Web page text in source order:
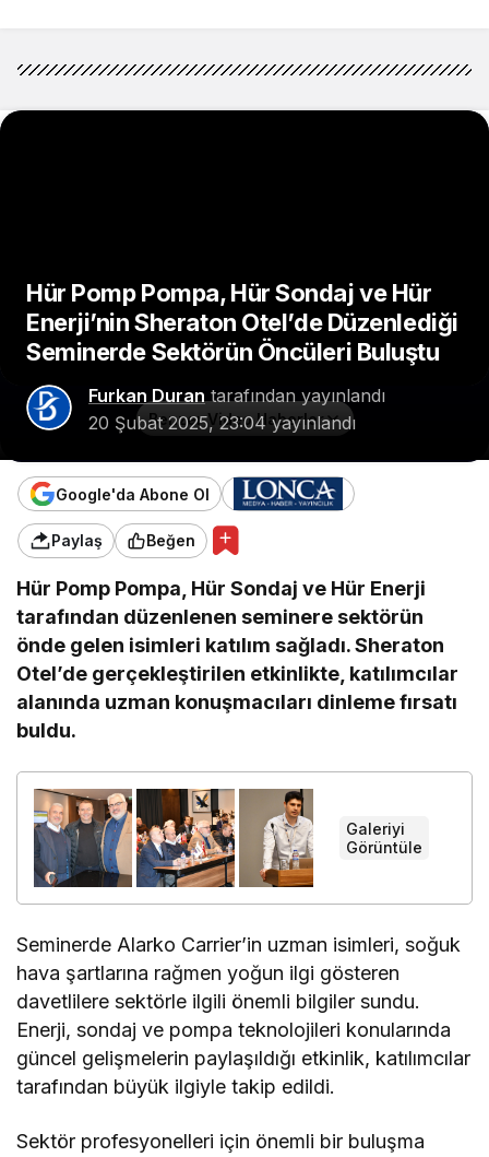
Benzer Video Haberler
Hür Pomp Pompa, Hür Sondaj ve Hür
Enerji’nin Sheraton Otel’de Düzenlediği
Seminerde Sektörün Öncüleri Buluştu
Furkan Durantarafından yayınlandı
20 Şubat 2025, 23:04yayınlandı
Google'da Abone Ol
Paylaş Beğen
Hür Pomp Pompa, Hür Sondaj ve Hür Enerji
tarafından düzenlenen seminere sektörün
önde gelen isimleri katılım sağladı. Sheraton
Otel’de gerçekleştirilen etkinlikte, katılımcılar
alanında uzman konuşmacıları dinleme fırsatı
buldu.
Galeriyi
Görüntüle
Seminerde Alarko Carrier’in uzman isimleri, soğuk
hava şartlarına rağmen yoğun ilgi gösteren
davetlilere sektörle ilgili önemli bilgiler sundu.
Enerji, sondaj ve pompa teknolojileri konularında
güncel gelişmelerin paylaşıldığı etkinlik, katılımcılar
tarafından büyük ilgiyle takip edildi.
Sektör profesyonelleri için önemli bir buluşma